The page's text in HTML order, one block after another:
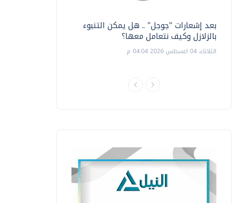
بعد إشعارات "جوجل" .. هل يمكن التنبوء
بالزلازل وكيف نتعامل معها؟
الثلاثاء، 04 اغسطس 2026 04:04 م